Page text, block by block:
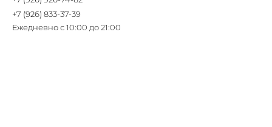
+7 (926) 833-37-39
Ежедневно с 10:00 до 21:00